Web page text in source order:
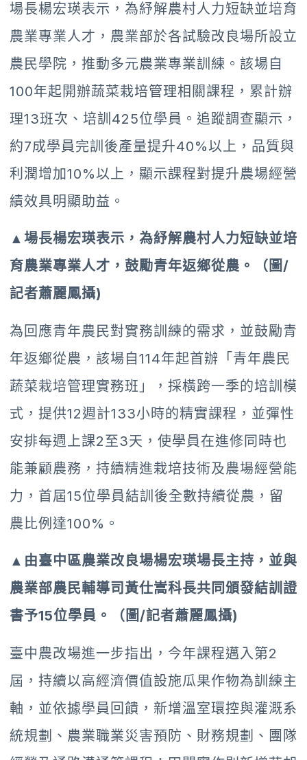
場長楊宏瑛表示，為紓解農村人力短缺並培育
農業專業人才，農業部於各試驗改良場所設立
農民學院，推動多元農業專業訓練。該場自
100年起開辦蔬菜栽培管理相關課程，累計辦
理13班次、培訓425位學員。追蹤調查顯示，
約7成學員完訓後產量提升40%以上，品質與
利潤增加10%以上，顯示課程對提升農場經營
績效具明顯助益。
▲場長楊宏瑛表示，為紓解農村人力短缺並培
育農業專業人才，鼓勵青年返鄉從農。（圖/
記者蕭麗鳳攝)
為回應青年農民對實務訓練的需求，並鼓勵青
年返鄉從農，該場自114年起首辦「青年農民
蔬菜栽培管理實務班」，採橫跨一季的培訓模
式，提供12週計133小時的精實課程，並彈性
安排每週上課2至3天，使學員在進修同時也
能兼顧農務，持續精進栽培技術及農場經營能
力，首屆15位學員結訓後全數持續從農，留
農比例達100%。
▲由臺中區農業改良場楊宏瑛場長主持，並與
農業部農民輔導司黃仕嵩科長共同頒發結訓證
書予15位學員。（圖/記者蕭麗鳳攝)
臺中農改場進一步指出，今年課程邁入第2
屆，持續以高經濟價值設施瓜果作物為訓練主
軸，並依據學員回饋，新增溫室環控與灌溉系
統規劃、農業職業災害預防、財務規劃、團隊